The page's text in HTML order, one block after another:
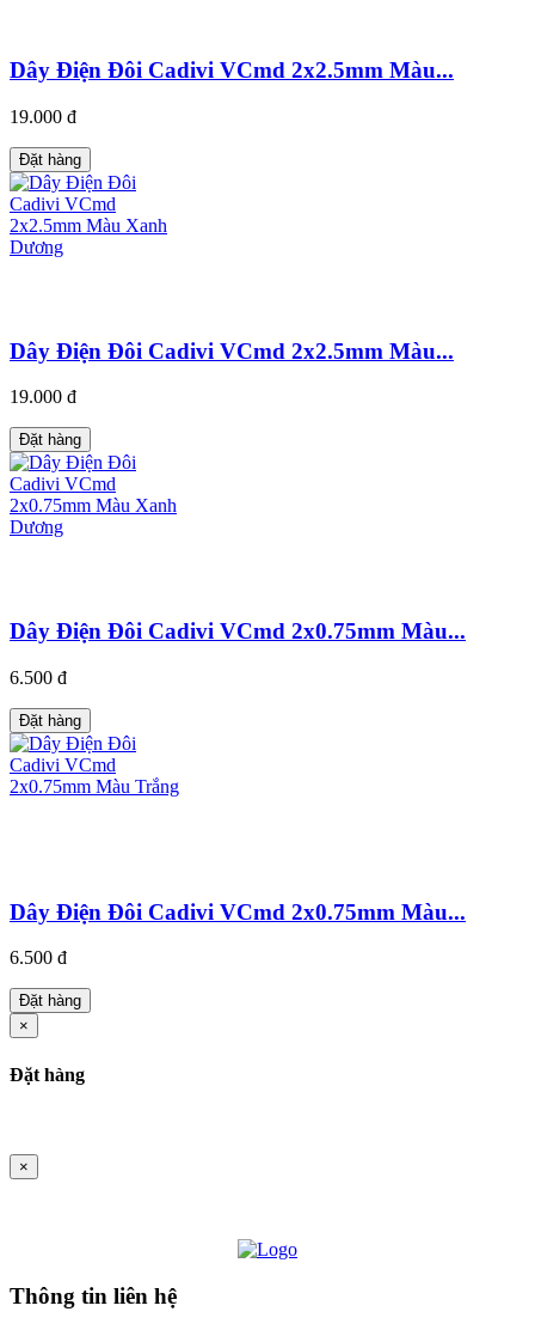
Dây Điện Đôi Cadivi VCmd 2x2.5mm Màu...
19.000 đ
Đặt hàng
Dây Điện Đôi Cadivi VCmd 2x2.5mm Màu...
19.000 đ
Đặt hàng
Dây Điện Đôi Cadivi VCmd 2x0.75mm Màu...
6.500 đ
Đặt hàng
Dây Điện Đôi Cadivi VCmd 2x0.75mm Màu...
6.500 đ
Đặt hàng
×
Đặt hàng
×
Thông tin liên hệ